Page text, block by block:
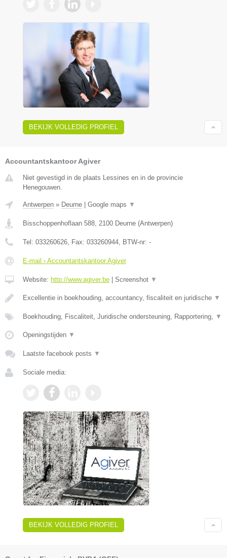
BEKIJK VOLLEDIG PROFIEL
Accountantskantoor Agiver
Niet gevestigd in de plaats Lessines en in de provincie
Henegouwen.
Antwerpen » Deurne Google maps ▼
Bisschoppenhoflaan 588 2100 Deurne (Antwerpen)
Tel: 033260626 , Fax: 033260944 , BTW-nr: -
E-mail › Accountantskantoor Agiver
Website: http://www.agiver.be Screenshot ▼
Excellentie in boekhouding, accountancy, fiscaliteit en juridische ▼
Boekhouding, Fiscaliteit, Juridische ondersteuning, Rapportering, ▼
Openingstijden ▼
Laatste facebook posts ▼
Sociale media:
BEKIJK VOLLEDIG PROFIEL